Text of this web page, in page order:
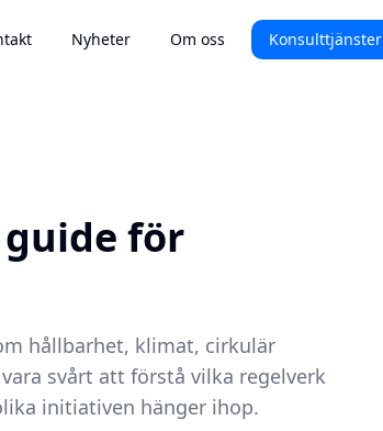
Nyheter Om oss Konsulttjänster
för
hållbarhet, klimat, cirkulär
svårt att förstå vilka regelverk
initiativen hänger ihop.